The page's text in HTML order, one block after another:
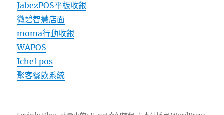
JabezPOS平板收銀
微碧智慧店面
moma行動收銀
WAPOS
Ichef pos
聚客餐飲系統